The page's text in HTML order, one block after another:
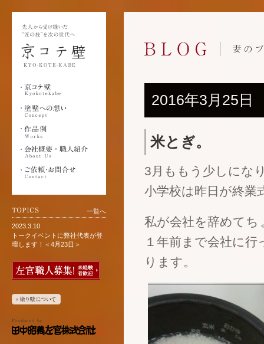
一覧へ
2023.3.10
トークイベントに弊社代表が登
壇します！＜4月23日＞
2016年3月25日
米とぎ。
3月ももう少しにな
小学校は昨日が終業
私が会社を辞めてち
１年前まで会社に
ります。